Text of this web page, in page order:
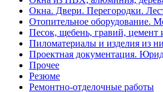
Окна. Двери. Перегородки.
Отопительное оборудование.
Песок, щебень, гравий, цемент
Пиломатериалы и изделия из
Проектная документация.
Прочее
Резюме
Ремонтно-отделочные работы